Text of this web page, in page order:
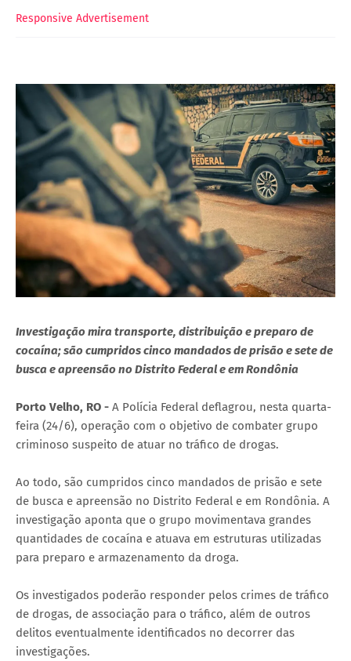
Responsive Advertisement
Investigação mira transporte, distribuição e preparo de
cocaína; são cumpridos cinco mandados de prisão e sete de
busca e apreensão no Distrito Federal e em Rondônia
Porto Velho, RO - A Polícia Federal deflagrou, nesta quarta-
feira (24/6), operação com o objetivo de combater grupo
criminoso suspeito de atuar no tráfico de drogas.
Ao todo, são cumpridos cinco mandados de prisão e sete
de busca e apreensão no Distrito Federal e em Rondônia. A
investigação aponta que o grupo movimentava grandes
quantidades de cocaína e atuava em estruturas utilizadas
para preparo e armazenamento da droga.
Os investigados poderão responder pelos crimes de tráfico
de drogas, de associação para o tráfico, além de outros
delitos eventualmente identificados no decorrer das
investigações.